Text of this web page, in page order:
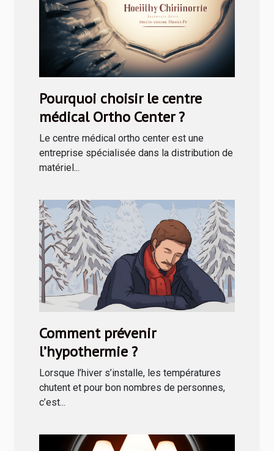
Pourquoi choisir le centre
médical Ortho Center ?
Le centre médical ortho center est une
entreprise spécialisée dans la distribution de
matériel...
Comment prévenir
l’hypothermie ?
Lorsque l’hiver s’installe, les températures
chutent et pour bon nombres de personnes,
c’est...